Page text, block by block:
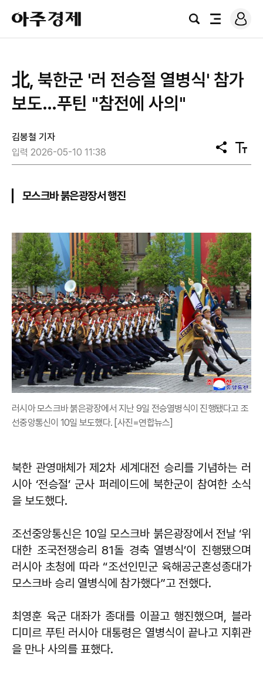
아
주
경
검
전
로
그
北, 북한군 '러 전승절 열병식' 참가
보도…푸틴 "참전에 사의"
김봉철 기자
입력 2026-05-10 11:38
공
유
텍
스
모스크바 붉은광장서 행진
러시아 모스크바 붉은광장에서 지난 9일 전승열병식이 진행됐다고 조
선중앙통신이 10일 보도했다. [사진=연합뉴스]
북한 관영매체가 제2차 세계대전 승리를 기념하는 러
시아 ‘전승절’ 군사 퍼레이드에 북한군이 참여한 소식
을 보도했다.
조선중앙통신은 10일 모스크바 붉은광장에서 전날 ‘위
대한 조국전쟁승리 81돌 경축 열병식’이 진행됐으며
러시아 초청에 따라 “조선인민군 육해공군혼성종대가
모스크바 승리 열병식에 참가했다”고 전했다.
최영훈 육군 대좌가 종대를 이끌고 행진했으며, 블라
디미르 푸틴 러시아 대통령은 열병식이 끝나고 지휘관
을 만나 사의를 표했다.